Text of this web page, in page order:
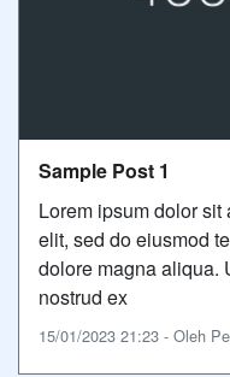
Sample Post 1
Lorem ipsum dolor
elit, sed do eiusmod
dolore magna aliqua.
nostrud ex
15/01/2023 21:23 - Oleh